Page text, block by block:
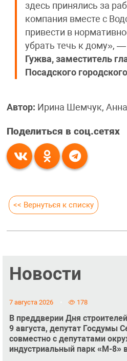
здесь принялись за
компания вместе с
привести в
убрать течь к дому», —
Гужва, заместитель
Посадского
Автор: Ирина Шемчук,
Поделиться в соц.сетях
<< Вернуться к списку
Новости
7 августа 2026 178
В преддверии Дня
9 августа, депутат Госдумы
совместно с депутатами
индустриальный парк «М-8»